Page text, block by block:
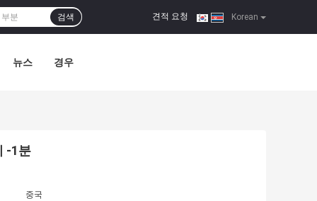
Korean
견적 요청 |
검색
뉴스 경우
-1분
중국